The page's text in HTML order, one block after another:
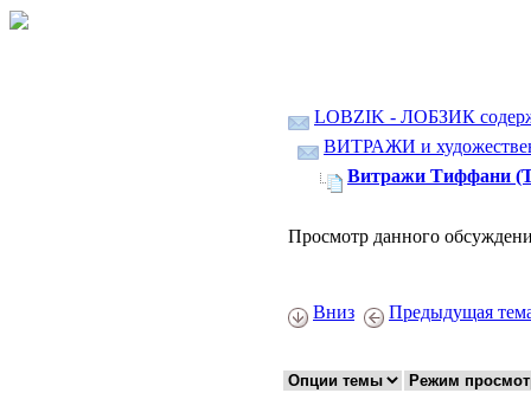
LOBZIK - ЛОБЗИК
ВИТРАЖИ и
Витражи Тиффани
Просмотр данного
Вниз Предыдущая